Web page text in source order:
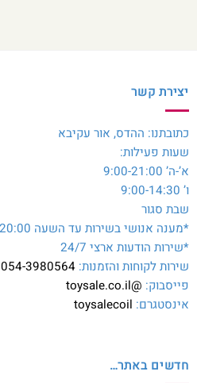
יצירת קשר
כתובתנו: ההדס, אור עקיבא
שעות פעילות:
א’-ה’ 9:00-21:00
ו’ 9:00-14:30
שבת סגור
*מענה אנושי בשירות עד השעה 20:00
*שירות הודעות ארצי 24/7
שירות לקוחות והזמנות: 054-3980564
פייסבוק: @toysale.co.il
אינסטגרם: toysalecoil
חדשים באתר…